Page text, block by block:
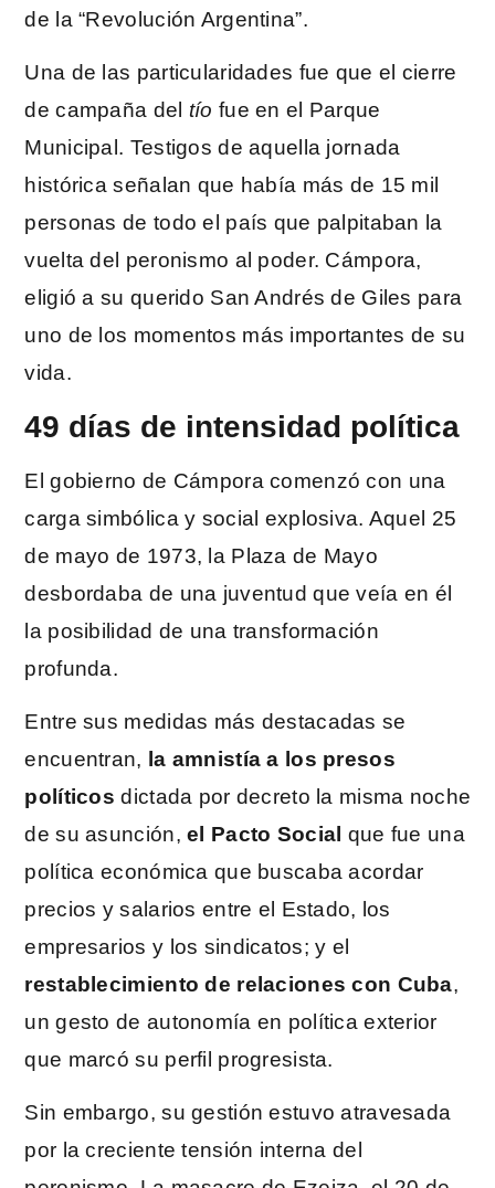
de la “Revolución Argentina”.
Una de las particularidades fue que el cierre
de campaña del tío fue en el Parque
Municipal. Testigos de aquella jornada
histórica señalan que había más de 15 mil
personas de todo el país que palpitaban la
vuelta del peronismo al poder. Cámpora,
eligió a su querido San Andrés de Giles para
uno de los momentos más importantes de su
vida.
49 días de intensidad política
El gobierno de Cámpora comenzó con una
carga simbólica y social explosiva. Aquel 25
de mayo de 1973, la Plaza de Mayo
desbordaba de una juventud que veía en él
la posibilidad de una transformación
profunda.
Entre sus medidas más destacadas se
encuentran, la amnistía a los presos
políticos dictada por decreto la misma noche
de su asunción, el Pacto Social que fue una
política económica que buscaba acordar
precios y salarios entre el Estado, los
empresarios y los sindicatos; y el
restablecimiento de relaciones con Cuba,
un gesto de autonomía en política exterior
que marcó su perfil progresista.
Sin embargo, su gestión estuvo atravesada
por la creciente tensión interna del